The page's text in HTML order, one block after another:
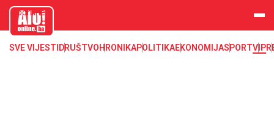
aloonline.b
SVE VIJESTI DRUŠTVOHRONIKAPOLITIKAEKONOMIJASPORTVIP